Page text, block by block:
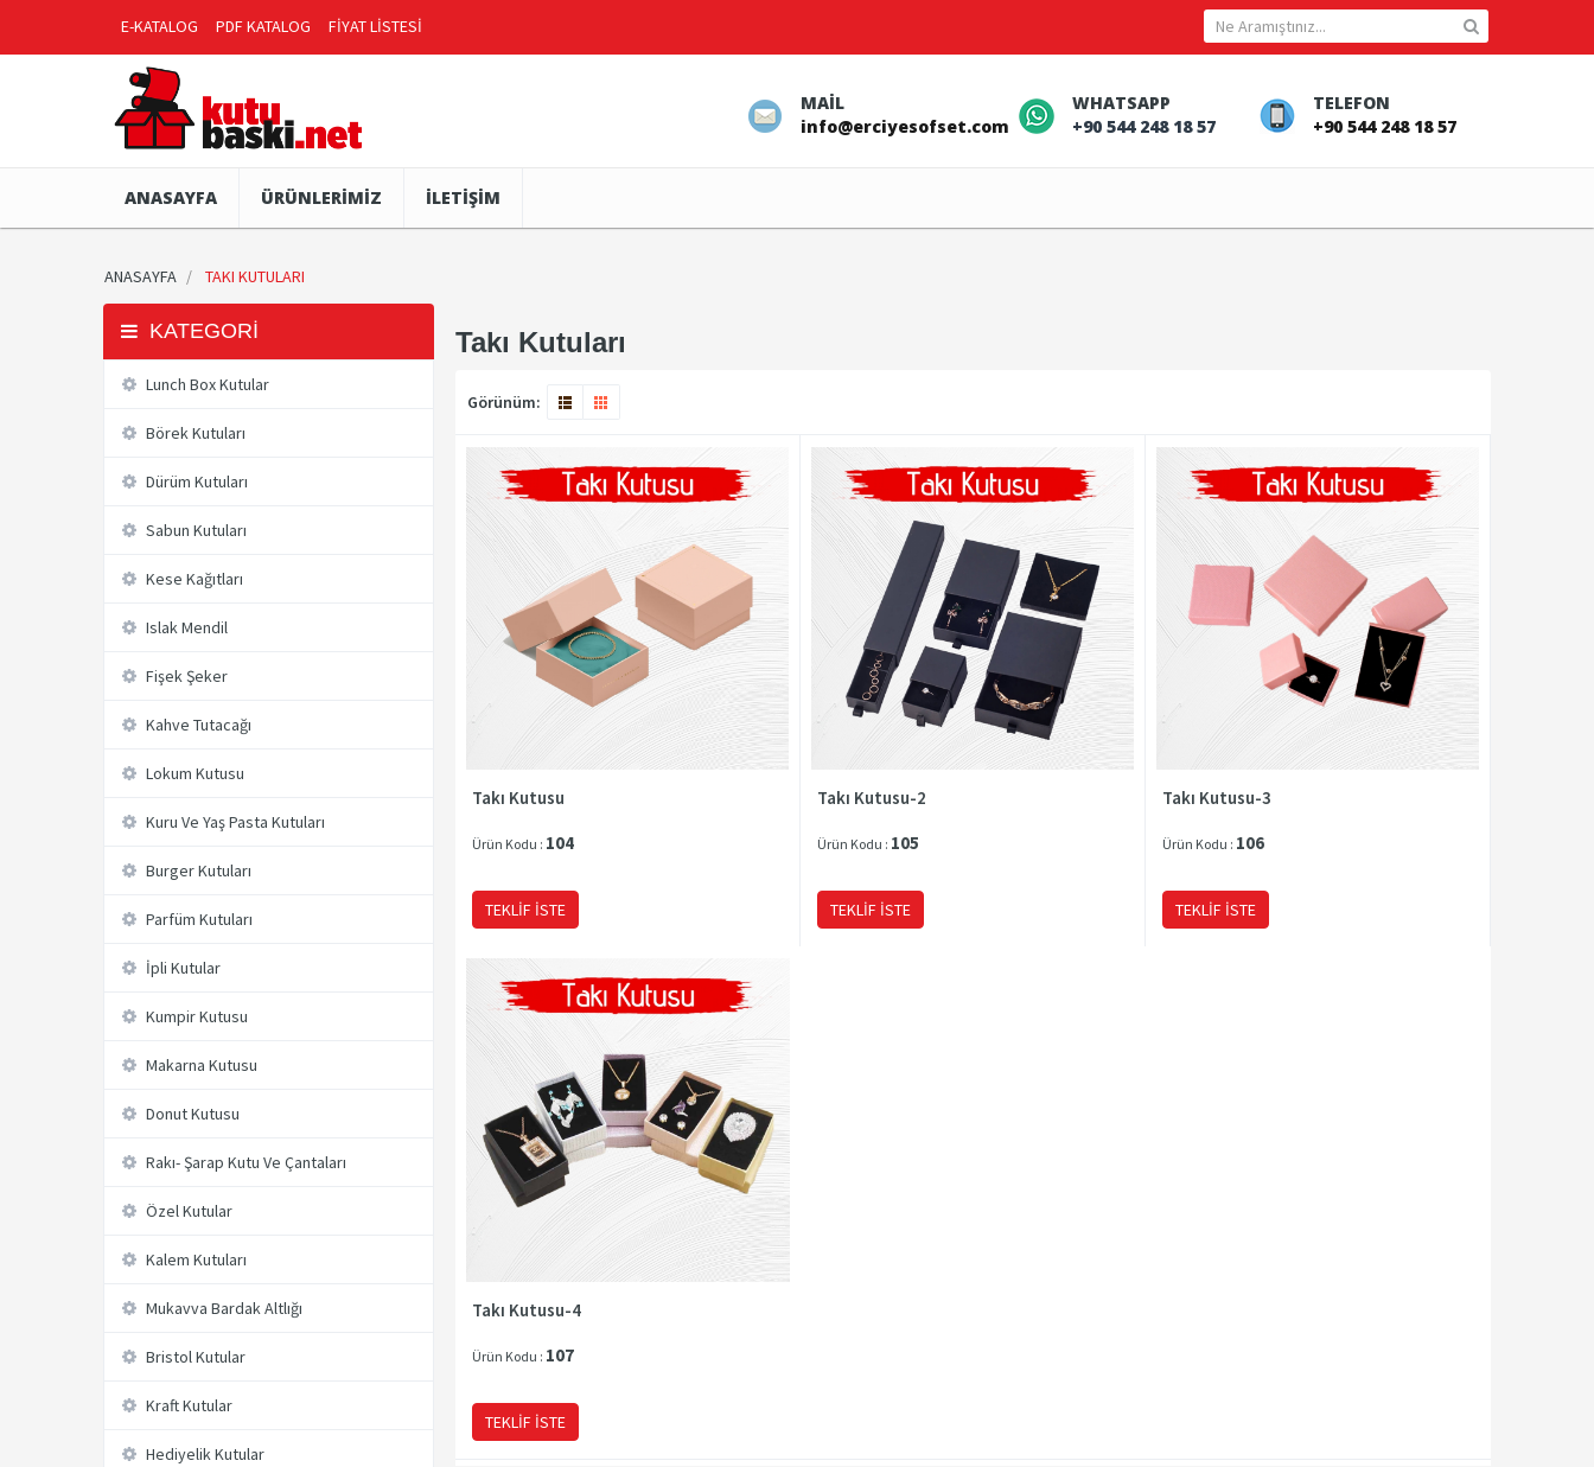
E-KATALOG PDF KATALOG FİYAT LİSTESİ
MAIL
info@erciyesofset.com
WHATSAPP
+90 544 248 18 57
TELEFON
+90 544 248 18 57
ANASAYFA ÜRÜNLERİMİZ İLETİŞİM
ANASAYFA TAKI KUTULARI
KATEGORI
Lunch Box Kutular
Börek Kutuları
Dürüm Kutuları
Sabun Kutuları
Kese Kağıtları
Islak Mendil
Fişek Şeker
Kahve Tutacağı
Lokum Kutusu
Kuru Ve Yaş Pasta Kutuları
Burger Kutuları
Parfüm Kutuları
İpli Kutular
Kumpir Kutusu
Makarna Kutusu
Donut Kutusu
Rakı- Şarap Kutu Ve Çantaları
Özel Kutular
Kalem Kutuları
Mukavva Bardak Altlığı
Bristol Kutular
Kraft Kutular
Hediyelik Kutular
Takı Kutuları
Görünüm:
Takı Kutusu
Ürün Kodu : 104
TEKLIF İSTE
Takı Kutusu-2
Ürün Kodu : 105
TEKLIF İSTE
Takı Kutusu-3
Ürün Kodu : 106
TEKLIF İSTE
Takı Kutusu-4
Ürün Kodu : 107
TEKLIF İSTE